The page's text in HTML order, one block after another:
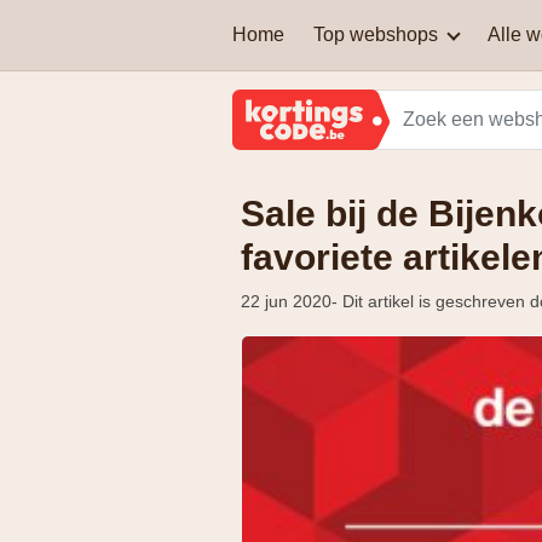
Home Top webshops
AEG
Martin's Hotels
Zalando Lounge
Alle
Welke soort kortingscodes
zijn er?
Kan je een kortingscode
combineren om nog extra
korting te krijgen?
Sale bij de
favoriete
22 jun 2020- Dit artikel is geschreven